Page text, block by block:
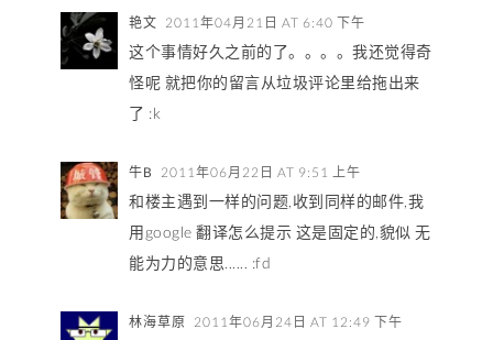
艳文 2011年04月21日 AT 6:40 下午
这个事情好久之前的了。。。。我还觉得奇
怪呢 就把你的留言从垃圾评论里给拖出来
了 :k
牛B 2011年06月22日 AT 9:51 上午
和楼主遇到一样的问题,收到同样的邮件,我
用google 翻译怎么提示 这是固定的,貌似 无
能为力的意思...... :fd
林海草原 2011年06月24日 AT 12:49 下午